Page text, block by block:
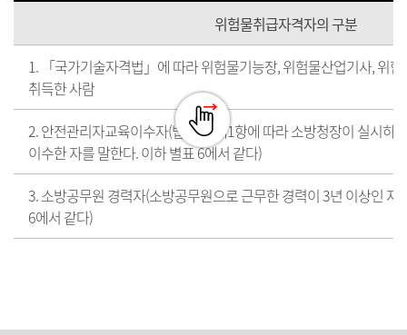
위험물취급자격자의 구분
1. 「국가기술자격법」에 따라 위험물기능장, 위험물산업기사, 위
취득한 사람
2. 안전관리자교육이수자(법 28조제1항에 따라 소방청장이 실시하
이수한 자를 말한다. 이하 별표 6에서 같다)
3. 소방공무원 경력자(소방공무원으로 근무한 경력이 3년 이상인 자
6에서 같다)